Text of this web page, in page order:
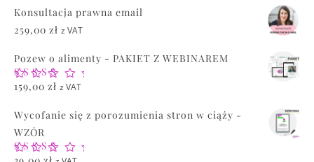
Konsultacja prawna email
259,00 zł z VAT
Pozew o alimenty - PAKIET Z WEBINAREM
Oceniono
5.00
159,00 zł z VAT
Wycofanie się z porozumienia stron w ciąży -
WZÓR